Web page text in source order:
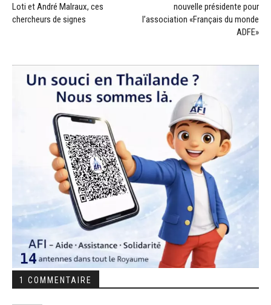
Loti et André Malraux, ces
chercheurs de signes
nouvelle présidente pour
l’association «Français du monde
ADFE»
1 COMMENTAIRE